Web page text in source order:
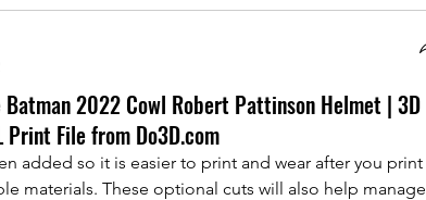
2022 Cowl Robert Pattinson Helmet | 3D
File from Do3D.com
materials. These optional cuts will also help manage